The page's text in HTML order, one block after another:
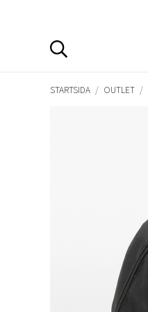
STARTSIDA / OUTLET /